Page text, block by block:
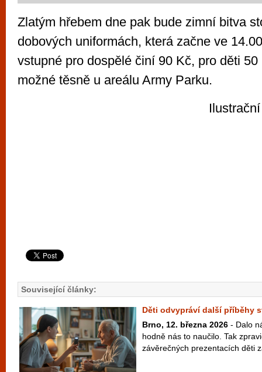
Zlatým hřebem dne pak bude zimní bitva
dobových uniformách, která začne ve
vstupné pro dospělé činí 90 Kč, pro děti
možné těsně u areálu Army Parku.
Související články:
Děti odvypráví další příběhy
Brno, 12. března 2026 - Dalo
hodně nás to naučilo. Tak
závěrečných prezentacích děti